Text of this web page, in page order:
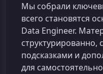
Мы собрали
всего становятся
Data Engineer.
структурированно,
подсказками и
для